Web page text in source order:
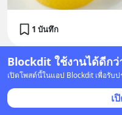
Blockdit ใช้งานได้ดีก
เปิดโพสต์นี้ในแอป Blockdit เพื่อรับ
เ
1 บันทึก
MyThoughts • ติดตาม
ได้รับการบูสต์